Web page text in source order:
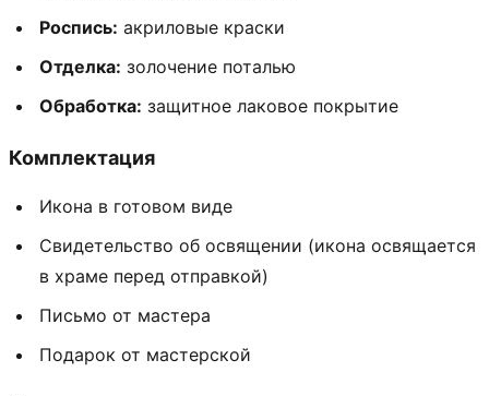
Роспись: акриловые краски
Отделка: золочение поталью
Обработка: защитное лаковое покрытие
Комплектация
Икона в готовом виде
Свидетельство об освящении (икона освящается
в храме перед отправкой)
Письмо от мастера
Подарок от мастерской